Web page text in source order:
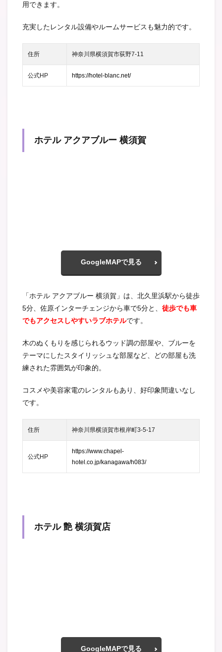
用できます。
充実したレンタル設備やルームサービスも魅力的です。
住所 神奈川県横須賀市荻野7-11
公式HP https://hotel-blanc.net/
ホテル アクアブルー 横須賀
GoogleMAPで見る
「ホテル アクアブルー 横須賀」は、北久里浜駅から徒歩
5分、佐原インターチェンジから車で5分と、 徒歩でも車
でもアクセスしやすいラブホテルです。
木のぬくもりを感じられるウッド調の部屋や、ブルーを
テーマにしたスタイリッシュな部屋など、どの部屋も洗
練された雰囲気が印象的。
コスメや美容家電のレンタルもあり、好印象間違いなし
です。
住所 神奈川県横須賀市根岸町3-5-17
公式HP
https://www.chapel-
hotel.co.jp/kanagawa/h083/
ホテル 艶 横須賀店
GoogleMAPで見る